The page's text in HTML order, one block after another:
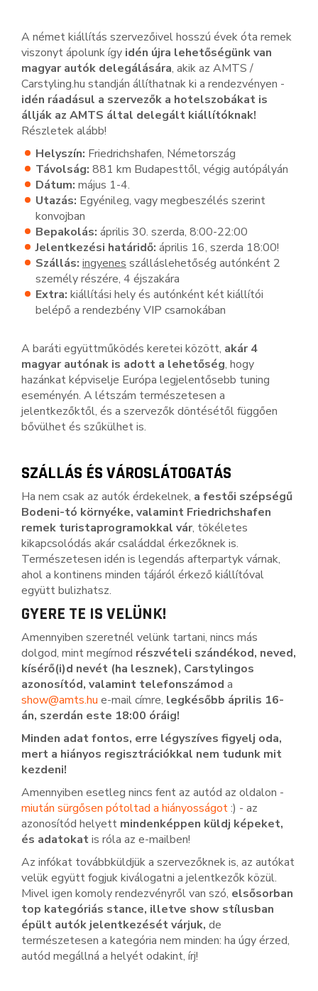
A német kiállítás szervezőivel hosszú évek óta remek
viszonyt ápolunk így idén újra lehetőségünk van
magyar autók delegálására, akik az AMTS /
Carstyling.hu standján állíthatnak ki a rendezvényen -
idén ráadásul a szervezők a hotelszobákat is
állják az AMTS által delegált kiállítóknak!
Részletek alább!
Helyszín: Friedrichshafen, Németország
Távolság: 881 km Budapesttől, végig autópályán
Dátum: május 1-4.
Utazás: Egyénileg, vagy megbeszélés szerint
konvojban
Bepakolás: április 30. szerda, 8:00-22:00
Jelentkezési határidő: április 16, szerda 18:00!
Szállás: ingyenes szálláslehetőség autónként 2
személy részére, 4 éjszakára
Extra: kiállítási hely és autónként két kiállítói
belépő a rendezbény VIP csarnokában
A baráti együttműködés keretei között, akár 4
magyar autónak is adott a lehetőség, hogy
hazánkat képviselje Európa legjelentősebb tuning
eseményén. A létszám természetesen a
jelentkezőktől, és a szervezők döntésétől függően
bővülhet és szűkülhet is.
SZÁLLÁS ÉS VÁROSLÁTOGATÁS
Ha nem csak az autók érdekelnek, a festői szépségű
Bodeni-tó környéke, valamint Friedrichshafen
remek turistaprogramokkal vár, tökéletes
kikapcsolódás akár családdal érkezőknek is.
Természetesen idén is legendás afterpartyk várnak,
ahol a kontinens minden tájáról érkező kiállítóval
együtt bulizhatsz.
GYERE TE IS VELÜNK!
Amennyiben szeretnél velünk tartani, nincs más
dolgod, mint megírnod részvételi szándékod, neved,
kísérő(i)d nevét (ha lesznek), Carstylingos
azonosítód, valamint telefonszámod a
show@amts.hu e-mail címre, legkésőbb április 16-
án, szerdán este 18:00 óráig!
Minden adat fontos, erre légyszíves figyelj oda,
mert a hiányos regisztrációkkal nem tudunk mit
kezdeni!
Amennyiben esetleg nincs fent az autód az oldalon -
miután sürgősen pótoltad a hiányosságot:) - az
azonosítód helyett mindenképpen küldj képeket,
és adatokatis róla az e-mailben!
Az infókat továbbküldjük a szervezőknek is, az autókat
velük együtt fogjuk kiválogatni a jelentkezők közül.
Mivel igen komoly rendezvényről van szó, elsősorban
top kategóriás stance, illetve show stílusban
épült autók jelentkezését várjuk, de
természetesen a kategória nem minden: ha úgy érzed,
autód megállná a helyét odakint, írj!